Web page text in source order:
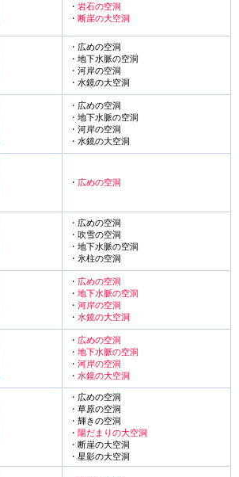
・ 岩石の空洞
・ 断崖の大空洞
・広めの空洞
・地下水脈の空洞
・河岸の空洞
・水鏡の大空洞
・広めの空洞
・地下水脈の空洞
・河岸の空洞
・水鏡の大空洞
・ 広めの空洞
・広めの空洞
・吹雪の空洞
・地下水脈の空洞
・氷柱の空洞
・ 広めの空洞
・ 地下水脈の空洞
・ 河岸の空洞
・ 水鏡の大空洞
・ 広めの空洞
・ 地下水脈の空洞
・ 河岸の空洞
・ 水鏡の大空洞
・広めの空洞
・草原の空洞
・輝きの空洞
・ 陽だまりの大空洞
・断崖の大空洞
・星影の大空洞